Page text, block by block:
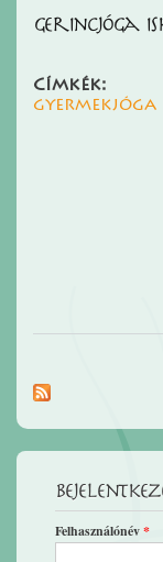
Gerincjóga
Címkék:
gyermekjóga
Felhasználónév*